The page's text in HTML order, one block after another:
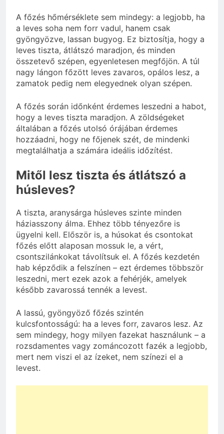
A főzés hőmérséklete sem mindegy: a legjobb, ha
a leves soha nem forr vadul, hanem csak
gyöngyözve, lassan bugyog. Ez biztosítja, hogy a
leves tiszta, átlátszó maradjon, és minden
összetevő szépen, egyenletesen megfőjön. A túl
nagy lángon főzött leves zavaros, opálos lesz, a
zamatok pedig nem elegyednek olyan szépen.
A főzés során időnként érdemes leszedni a habot,
hogy a leves tiszta maradjon. A zöldségeket
általában a főzés utolsó órájában érdemes
hozzáadni, hogy ne főjenek szét, de mindenki
megtalálhatja a számára ideális időzítést.
Mitől lesz tiszta és átlátszó a
húsleves?
A tiszta, aranysárga húsleves szinte minden
háziasszony álma. Ehhez több tényezőre is
ügyelni kell. Először is, a húsokat és csontokat
főzés előtt alaposan mossuk le, a vért,
csontszilánkokat távolítsuk el. A főzés kezdetén
hab képződik a felszínen – ezt érdemes többször
leszedni, mert ezek azok a fehérjék, amelyek
később zavarossá tennék a levest.
A lassú, gyöngyöző főzés szintén
kulcsfontosságú: ha a leves forr, zavaros lesz. Az
sem mindegy, hogy milyen fazekat használunk – a
rozsdamentes vagy zománcozott fazék a legjobb,
mert nem viszi el az ízeket, nem színezi el a
levest.